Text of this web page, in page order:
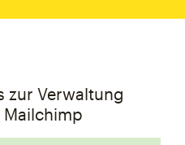
zur Verwaltung